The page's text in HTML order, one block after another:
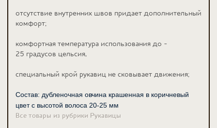
отсутствие внутренних швов придает дополнительный
комфорт;
комфортная температура использования до -
25 градусов цельсия,
специальный крой рукавиц не сковывает движения;
Состав: дубленочная овчина крашенная в коричневый
цвет с высотой волоса 20-25 мм
Все товары из рубрики Рукавицы